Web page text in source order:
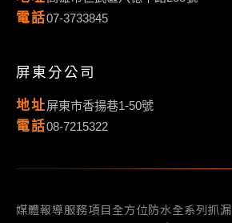
電話07-3733845
屏東分公司
地址屏東市香揚巷1-50號
電話08-7215322
媒體報導服務項目全方位防水全系列抓漏